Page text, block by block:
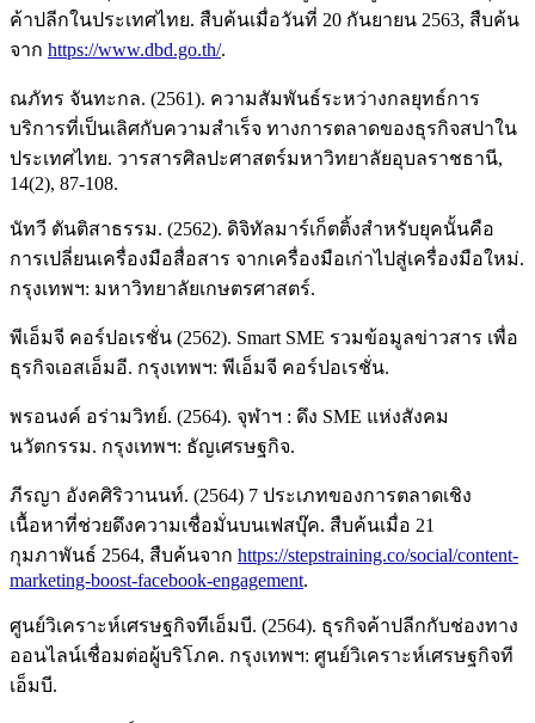
ค้าปลีกในประเทศไทย. สืบค้นเมื่อวันที่ 20 กันยายน 2563, สืบค้น
จาก https://www.dbd.go.th/.
ณภัทร จันทะกล. (2561). ความสัมพันธ์ระหว่างกลยุทธ์การ
บริการที่เป็นเลิศกับความสำเร็จ ทางการตลาดของธุรกิจสปาใน
ประเทศไทย. วารสารศิลปะศาสตร์มหาวิทยาลัยอุบลราชธานี,
14(2), 87-108.
นัทวี ตันติสาธรรม. (2562). ดิจิทัลมาร์เก็ตติ้งสำหรับยุคนั้นคือ
การเปลี่ยนเครื่องมือสื่อสาร จากเครื่องมือเก่าไปสู่เครื่องมือใหม่.
กรุงเทพฯ: มหาวิทยาลัยเกษตรศาสตร์.
พีเอ็มจี คอร์ปอเรชั่น (2562). Smart SME รวมข้อมูลข่าวสาร เพื่อ
ธุรกิจเอสเอ็มอี. กรุงเทพฯ: พีเอ็มจี คอร์ปอเรชั่น.
พรอนงค์ อร่ามวิทย์. (2564). จุฬาฯ : ดึง SME แห่งสังคม
นวัตกรรม. กรุงเทพฯ: ธัญเศรษฐกิจ.
ภีรญา อังคศิริวานนท์. (2564) 7 ประเภทของการตลาดเชิง
เนื้อหาที่ช่วยดึงความเชื่อมั่นบนเฟสบุ๊ค. สืบค้นเมื่อ 21
กุมภาพันธ์ 2564, สืบค้นจาก https://stepstraining.co/social/content-
marketing-boost-facebook-engagement.
ศูนย์วิเคราะห์เศรษฐกิจทีเอ็มบี. (2564). ธุรกิจค้าปลีกกับช่องทาง
ออนไลน์เชื่อมต่อผู้บริโภค. กรุงเทพฯ: ศูนย์วิเคราะห์เศรษฐกิจที
เอ็มบี.